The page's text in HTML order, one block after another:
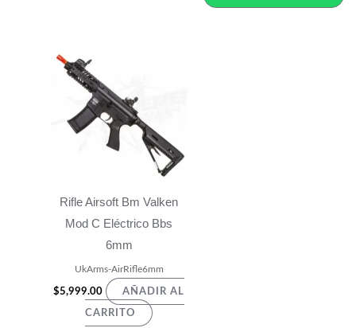
Rifle Airsoft Bm Valken
Mod C Eléctrico Bbs
6mm
UkArms-AirRifle6mm
$5,999.00 AÑADIR AL
CARRITO